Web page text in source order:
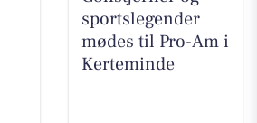
sportslegender
mødes til Pro-Am i
Kerteminde